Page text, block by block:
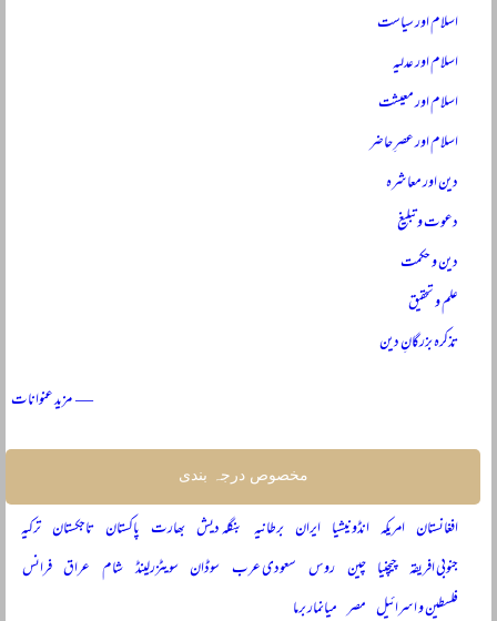
اسلام اور سیاست
اسلام اور عدلیہ
اسلام اور معیشت
اسلام اور عصرِ حاضر
دین اور معاشرہ
دعوت و تبلیغ
دین و حکمت
علم و تحقیق
تذکرہ بزرگانِ دین
— مزید عنوانات
مخصوص درجہ بندی
افغانستان امریکہ انڈونیشیا ایران برطانیہ بنگلہ دیش بھارت پاکستان تاجکستان ترکیہ
جنوبی افریقہ چیچنیا چین روس سعودی عرب سوڈان سویٹزرلینڈ شام عراق فرانس
فلسطین و اسرائیل مصر میانمار برما